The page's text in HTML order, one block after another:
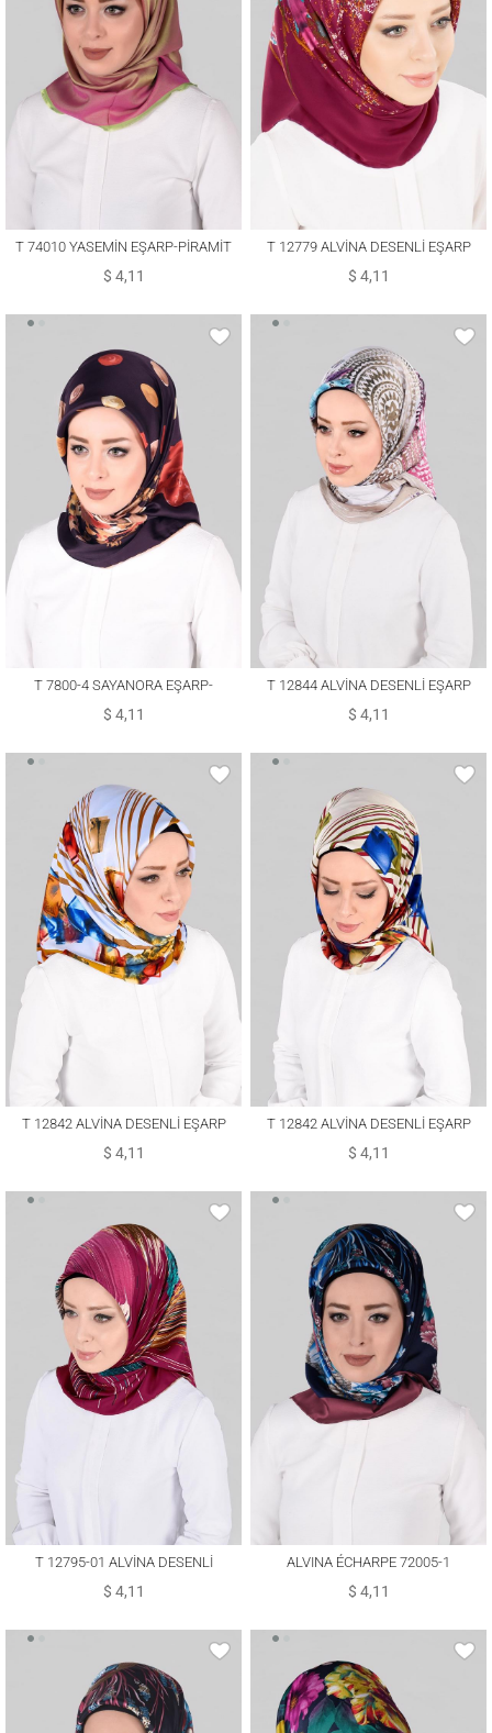
T 74010 YASEMİN EŞARP-PİRAMİT
$ 4,11
T 12779 ALVİNA DESENLİ EŞARP
$ 4,11
T 7800-4 SAYANORA EŞARP-
PİRAMİT
$ 4,11
T 12844 ALVİNA DESENLİ EŞARP
$ 4,11
T 12842 ALVİNA DESENLİ EŞARP
$ 4,11
T 12842 ALVİNA DESENLİ EŞARP
$ 4,11
T 12795-01 ALVİNA DESENLİ
EŞARP
$ 4,11
ALVINA ÉCHARPE 72005-1
$ 4,11